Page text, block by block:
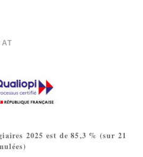
2025 est de 85,3 % (sur 21